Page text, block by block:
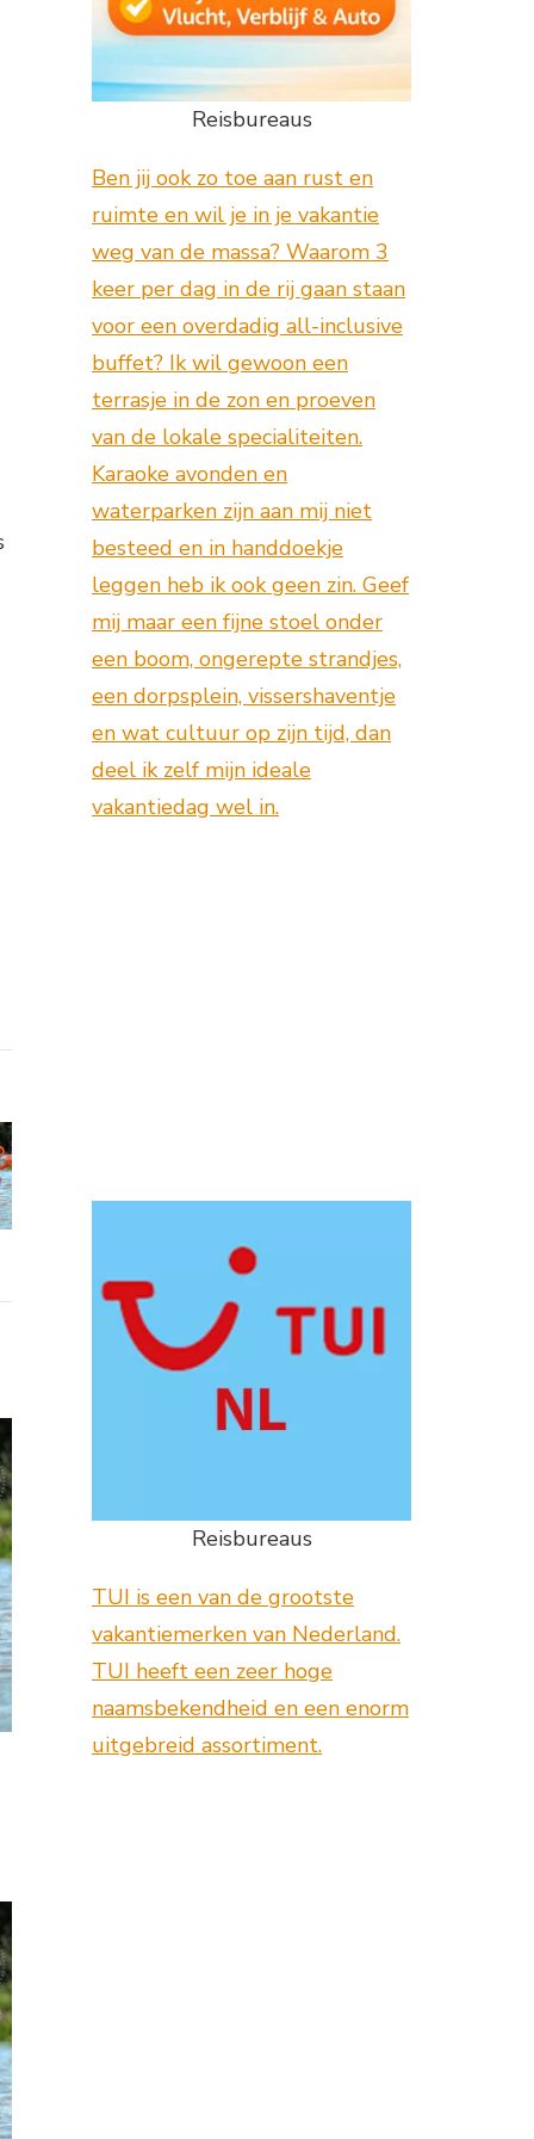
Reisbureaus
Ben jij ook zo toe aan rust en
ruimte en wil je in je vakantie
weg van de massa? Waarom 3
keer per dag in de rij gaan staan
voor een overdadig all-inclusive
buffet? Ik wil gewoon een
terrasje in de zon en proeven
van de lokale specialiteiten.
Karaoke avonden en
waterparken zijn aan mij niet
besteed en in handdoekje
leggen heb ik ook geen zin. Geef
mij maar een fijne stoel onder
een boom, ongerepte strandjes,
een dorpsplein, vissershaventje
en wat cultuur op zijn tijd, dan
deel ik zelf mijn ideale
vakantiedag wel in.
Reisbureaus
TUI is een van de grootste
vakantiemerken van Nederland.
TUI heeft een zeer hoge
naamsbekendheid en een enorm
uitgebreid assortiment.